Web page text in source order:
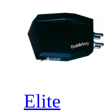
Elite